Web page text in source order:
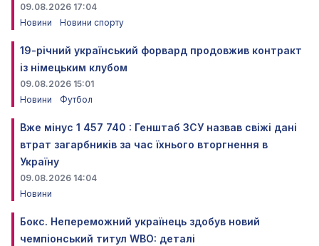
09.08.2026 17:04
Новини
Новини спорту
19-річний український форвард продовжив контракт
із німецьким клубом
09.08.2026 15:01
Новини
Футбол
Вже мінус 1 457 740 : Генштаб ЗСУ назвав свіжі дані
втрат загарбників за час їхнього вторгнення в
Україну
09.08.2026 14:04
Новини
Бокс. Непереможний українець здобув новий
чемпіонський титул WBO: деталі